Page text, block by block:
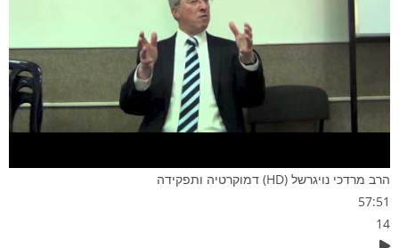
הרב מרדכי נויגרשל (HD) דמוקרטיה ותפקידה
57:51
14